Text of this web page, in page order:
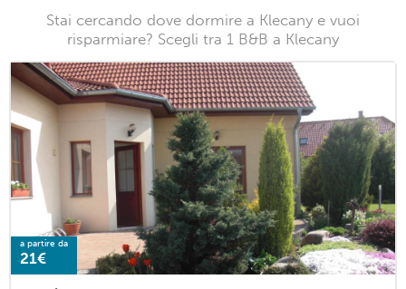
Stai cercando dove dormire a Klecany e vuoi
risparmiare? Scegli tra 1 B&B a Klecany
a partire da
21€